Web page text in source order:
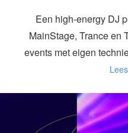
Een high-energy DJ
MainStage, Trance en
events met eigen
Victor Blanco staat
waarin opbouw,